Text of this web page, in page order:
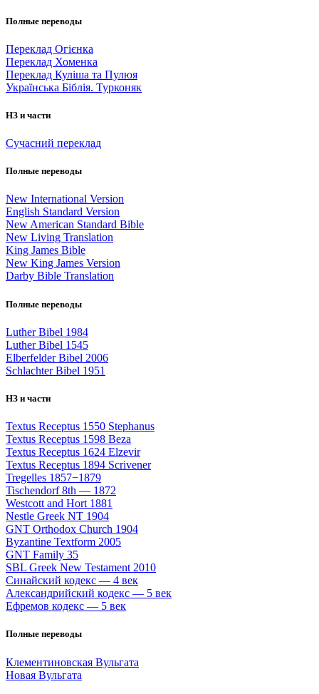
Полные переводы
Переклад Огієнка
Переклад Хоменка
Переклад Куліша та Пулюя
Українська Біблія. Турконяк
НЗ и части
Сучасний переклад
Полные переводы
New International Version
English Standard Version
New American Standard Bible
New Living Translation
King James Bible
New King James Version
Darby Bible Translation
Полные переводы
Luther Bibel 1984
Luther Bibel 1545
Elberfelder Bibel 2006
Schlachter Bibel 1951
НЗ и части
Textus Receptus 1550 Stephanus
Textus Receptus 1598 Beza
Textus Receptus 1624 Elzevir
Textus Receptus 1894 Scrivener
Tregelles 1857−1879
Tischendorf 8th — 1872
Westcott and Hort 1881
Nestle Greek NT 1904
GNT Orthodox Church 1904
Byzantine Textform 2005
GNT Family 35
SBL Greek New Testament 2010
Синайский кодекс — 4 век
Александрийский кодекс — 5 век
Ефремов кодекс — 5 век
Полные переводы
Клементиновская Вульгата
Новая Вульгата